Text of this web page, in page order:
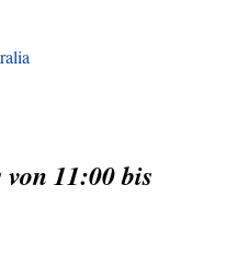
11:00 bis